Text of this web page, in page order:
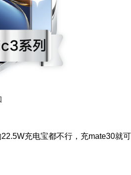
充电宝都不行，充mate30就可